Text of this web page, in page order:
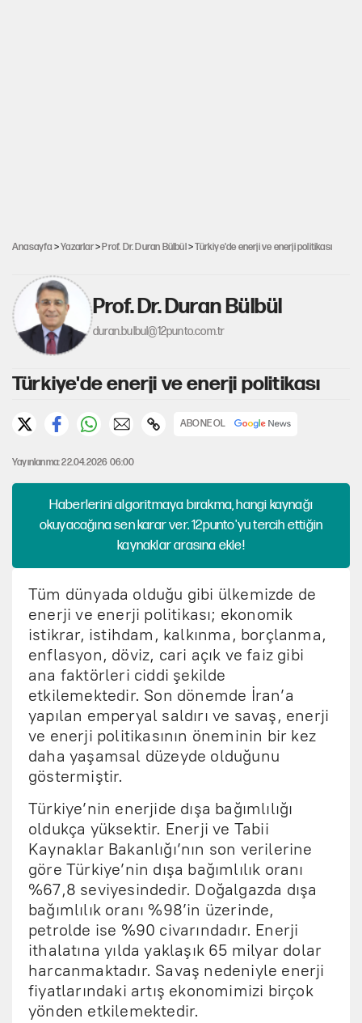
Anasayfa >Yazarlar>Prof. Dr. Duran Bülbül>Türkiye'de enerji ve enerji politikası
Prof. Dr. Duran Bülbül
duran.bulbul@12punto.com.tr
Türkiye'de enerji ve enerji politikası
ABONE OL
Yayınlanma: 22.04.2026 06:00
Haberlerini algoritmaya bırakma, hangi kaynağı
okuyacağına sen karar ver. 12punto'yu tercih ettiğin
kaynaklar arasına ekle!
Tüm dünyada olduğu gibi ülkemizde de
enerji ve enerji politikası; ekonomik
istikrar, istihdam, kalkınma, borçlanma,
enflasyon, döviz, cari açık ve faiz gibi
ana faktörleri ciddi şekilde
etkilemektedir. Son dönemde İran’a
yapılan emperyal saldırı ve savaş, enerji
ve enerji politikasının öneminin bir kez
daha yaşamsal düzeyde olduğunu
göstermiştir.
Türkiye’nin enerjide dışa bağımlılığı
oldukça yüksektir. Enerji ve Tabii
Kaynaklar Bakanlığı’nın son verilerine
göre Türkiye’nin dışa bağımlılık oranı
%67,8 seviyesindedir. Doğalgazda dışa
bağımlılık oranı %98’in üzerinde,
petrolde ise %90 civarındadır. Enerji
ithalatına yılda yaklaşık 65 milyar dolar
harcanmaktadır. Savaş nedeniyle enerji
fiyatlarındaki artış ekonomimizi birçok
yönden etkilemektedir.